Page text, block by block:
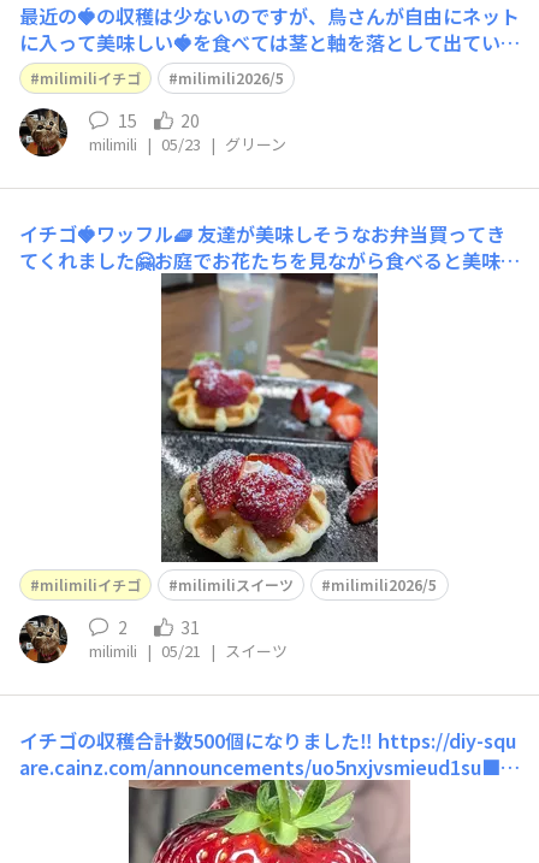
最近の🍓の収穫は少ないのですが、鳥さんが自由にネット
に入って美味しい🍓を食べては茎と軸を落として出ていく
現象がおきてます😥軸を切って落としていく💦こちらも
😓ここにもちょっとかじってポイッっていうのもありま
す😭ネットをスイスイ入って行っちゃうんだからもう好
きにして下さいって感じ😓今まではぶら下がったま
milimiliイチゴ milimili2026/5
15 20
milimili | 05/23 | グリーン
イチゴ🍓ワッフル🧇友達が美味しそうなお弁当買ってき
てくれました🤗お庭でお花たちを見ながら食べると美味し
い😋ワッフルを軽く焼いて、自家製イチゴと生クリームで
milimiliイチゴ milimiliスイーツ milimili2026/5
2 31
milimili | 05/21 | スイーツ
イチゴの収穫合計数500個になりました‼️ https://diy-squ
are.cainz.com/announcements/uo5nxjvsmieud1su■育
てた野菜まんぷく2号5/18収穫40個！合計500個になりま
した🍓🍓🍓🍓🍓 ■最近収穫量が少なってきましたが、ま
たボチボチお花が咲いてきています🤗綺麗な形のイチゴが